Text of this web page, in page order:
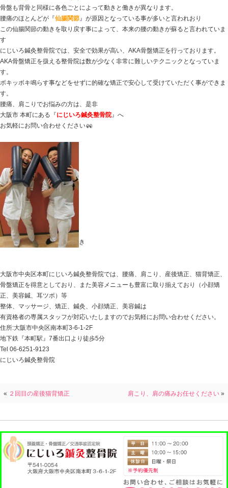
背骨全体の理想な形は『S字』を描く形が良いと言われ
この形が崩れる事により、肩こりや腰痛などを引き起こ
また、背骨の横には神経が流れておりその神経などが圧
強い痛み、痺れ、自律神経の乱れにも関係してくるので
姿勢矯正を行うことによって肩こり、腰痛、痺れ、自律
骨盤も背骨と同様に各色ごとによって動きと働きが異な
腰痛のほとんどが『仙腸関節 』が原因となっている事が
この仙腸関節の動きを取り戻す事によって、本来の腰の
す
す。
す。
腰痛、肩こりでお悩みの方は、是非
大阪市 本町にある『
にじいろ鍼灸整骨院』へ
お気軽にお問い合わせください